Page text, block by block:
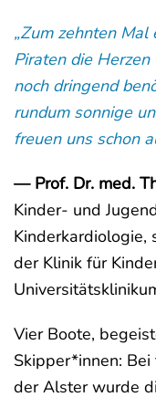
„Zum zehnten
Piraten die
noch dringend
rundum sonnige
freuen uns schon
— Prof. Dr. med.
Kinder- und
Kinderkardiologie,
der Klinik für
Vier Boote,
Skipper*innen:
der Alster wurde